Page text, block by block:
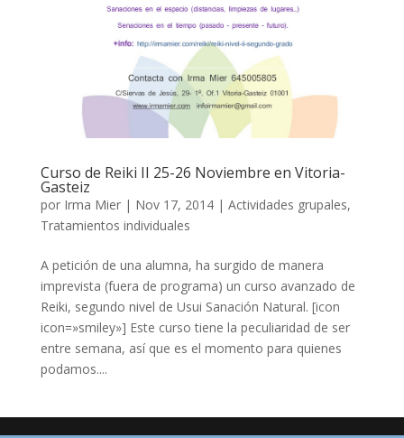
Curso de Reiki II 25-26 Noviembre en Vitoria-
Gasteiz
por Irma Mier| Nov 17, 2014| Actividades grupales,
Tratamientos individuales
A petición de una alumna, ha surgido de manera
imprevista (fuera de programa) un curso avanzado de
Reiki, segundo nivel de Usui Sanación Natural. [icon
icon=»smiley»] Este curso tiene la peculiaridad de ser
entre semana, así que es el momento para quienes
podamos....